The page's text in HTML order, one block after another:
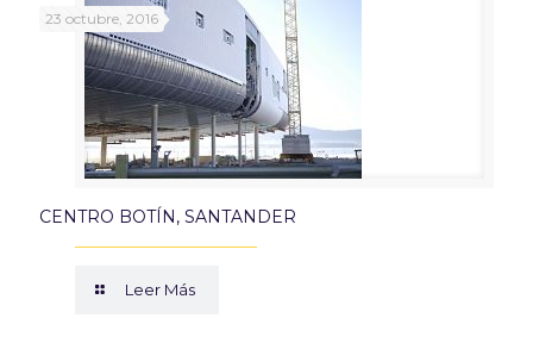
23 octubre, 2016
CENTRO BOTÍN, SANTANDER
Leer Más